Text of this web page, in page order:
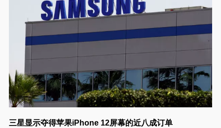
三星显示夺得苹果iPhone 12屏幕的近八成订单